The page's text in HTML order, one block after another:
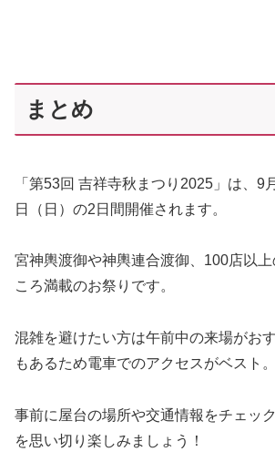
まとめ
「第53回 吉祥寺秋まつり2025」は、9
日（日）の2日間開催されます。
宮神輿渡御や神輿連合渡御、100店以
ころ満載のお祭りです。
混雑を避けたい方は午前中の来場がお
もあるため電車でのアクセスがベスト。
事前に屋台の場所や交通情報をチェッ
を思い切り楽しみましょう！